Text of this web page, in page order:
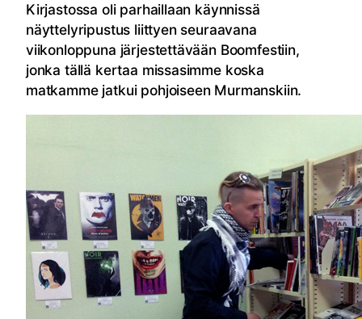
Kirjastossa oli parhaillaan käynnissä
näyttelyripustus liittyen seuraavana
viikonloppuna järjestettävään Boomfestiin,
jonka tällä kertaa missasimme koska
matkamme jatkui pohjoiseen Murmanskiin.